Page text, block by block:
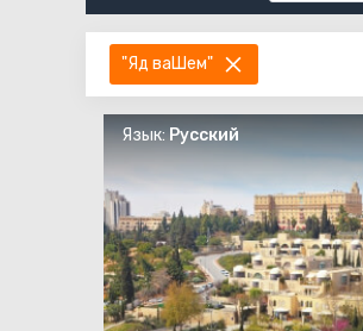
"Яд ваШем"
Язык:Русский